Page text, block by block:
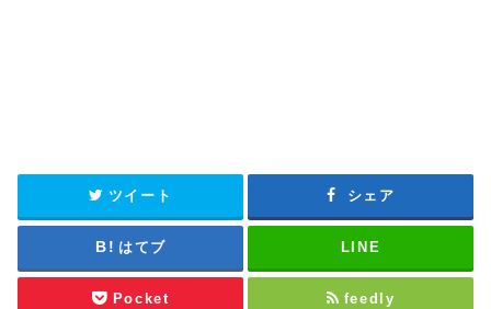
ツイート シェア
はてブ LINE
Pocket feedly